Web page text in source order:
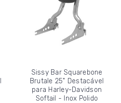
Sissy Bar Squarebone
Brutale 25" Destacável
para Harley-Davidson
Softail - Inox Polido